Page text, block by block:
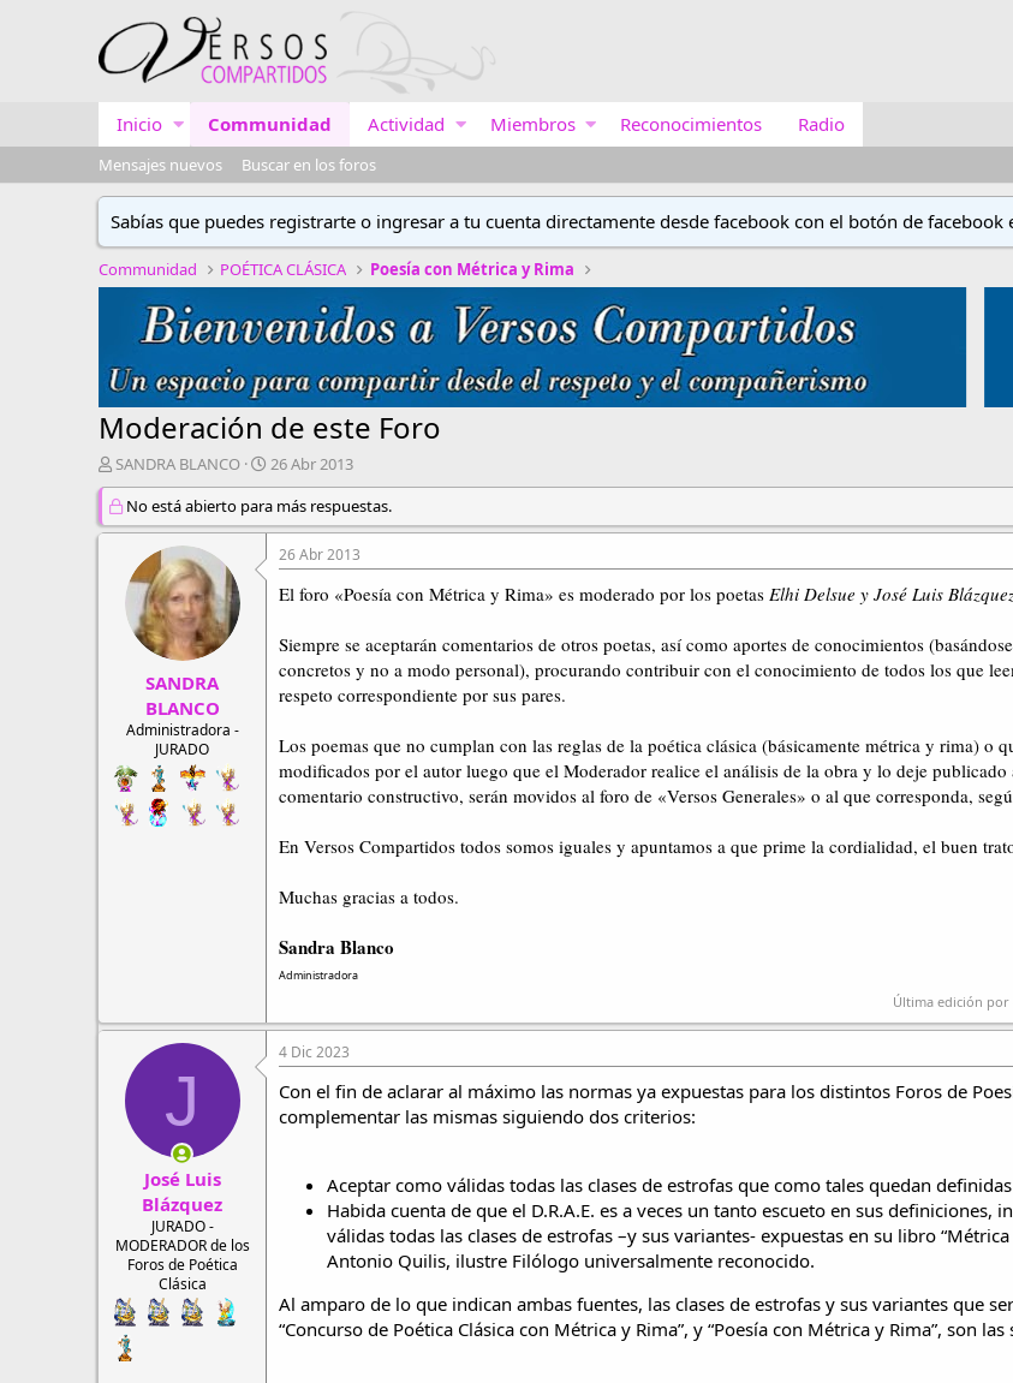
Inicio Communidad Actividad Miembros Reconocimientos Radio
Mensajes nuevos Buscar en los foros
Sabías que puedes registrarte o ingresar a tu cuenta directamente desde facebook con el botón de facebook
Communidad POÉTICA CLÁSICA Poesía con Métrica y Rima
Moderación de este Foro
A
u
t
o
SANDRA BLANCO
F
e
c
h
26 Abr 2013
No está abierto para más respuestas.
SANDRA
BLANCO
Administradora -
JURADO
26 Abr 2013
El foro «Poesía con Métrica y Rima» es moderado por los poetas Elhi Delsue y José Luis
Siempre se aceptarán comentarios de otros poetas, así como aportes de conocimientos
concretos y no a modo personal), procurando contribuir con el conocimiento de todos los que
respeto correspondiente por sus pares.
Los poemas que no cumplan con las reglas de la poética clásica (básicamente métrica y rima) o
modificados por el autor luego que el Moderador realice el análisis de la obra y lo deje publicado
comentario constructivo, serán movidos al foro de «Versos Generales» o al que corresponda,
En Versos Compartidos todos somos iguales y apuntamos a que prime la cordialidad, el buen
Muchas gracias a todos.
Sandra Blanco
Administradora
Última edición
J
José Luis
Blázquez
JURADO -
MODERADOR de los
Foros de Poética
Clásica
4 Dic 2023
Con el fin de aclarar al máximo las normas ya expuestas para los distintos Foros de
complementar las mismas siguiendo dos criterios:
Aceptar como válidas todas las clases de estrofas que como tales quedan definidas
Habida cuenta de que el D.R.A.E. es a veces un tanto escueto en sus definiciones,
válidas todas las clases de estrofas –y sus variantes- expuestas en su libro “Métrica
Antonio Quilis, ilustre Filólogo universalmente reconocido.
Al amparo de lo que indican ambas fuentes, las clases de estrofas y sus variantes que
“Concurso de Poética Clásica con Métrica y Rima”, y “Poesía con Métrica y Rima”, son las